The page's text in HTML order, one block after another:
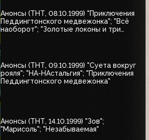
Анонсы (ТНТ, 08.10.1999) "Приключения
Педдингтонского медвежонка"; "Всё
наоборот"; "Золотые локоны и три
Анонсы (ТНТ, 09.10.1999) "Суета вокруг
рояля"; "НА-НАстальгия"; "Приключения
Педдингтонского медвежонка"
Анонсы (ТНТ, 14.10.1999) "Зов";
"Марисоль"; "Незабываемая"